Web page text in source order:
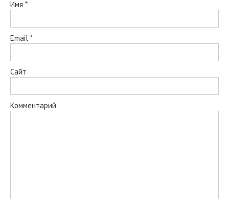
Имя *
Email *
Сайт
Комментарий